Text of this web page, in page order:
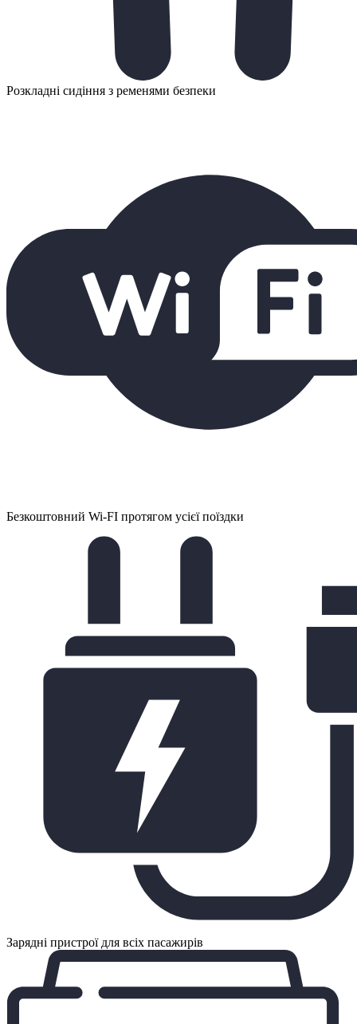
Розкладні сидіння з ременями безпеки
Безкоштовний Wi-FI протягом усієї поїздки
Зарядні пристрої для всіх пасажирів